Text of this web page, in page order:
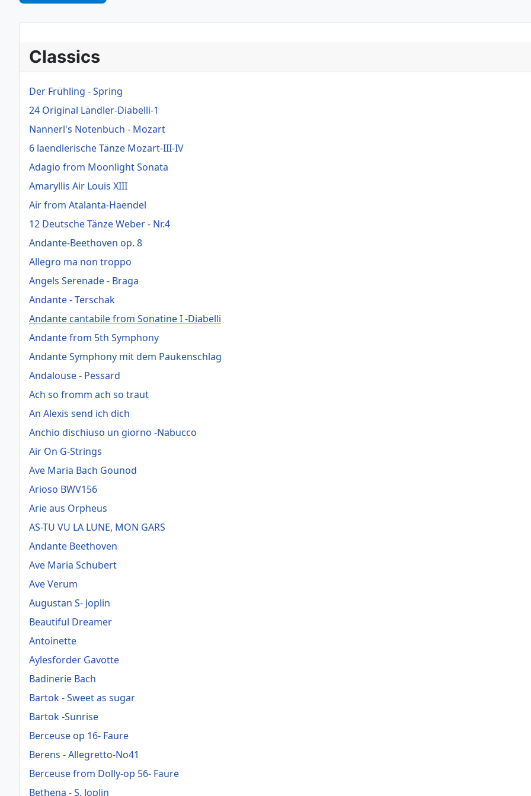
Classics
Der Frühling - Spring
24 Original Ländler-Diabelli-1
Nannerl's Notenbuch - Mozart
6 laendlerische Tänze Mozart-III-IV
Adagio from Moonlight Sonata
Amaryllis Air Louis XIII
Air from Atalanta-Haendel
12 Deutsche Tänze Weber - Nr.4
Andante-Beethoven op. 8
Allegro ma non troppo
Angels Serenade - Braga
Andante - Terschak
Andante cantabile from Sonatine I -Diabelli
Andante from 5th Symphony
Andante Symphony mit dem Paukenschlag
Andalouse - Pessard
Ach so fromm ach so traut
An Alexis send ich dich
Anchio dischiuso un giorno -Nabucco
Air On G-Strings
Ave Maria Bach Gounod
Arioso BWV156
Arie aus Orpheus
AS-TU VU LA LUNE, MON GARS
Andante Beethoven
Ave Maria Schubert
Ave Verum
Augustan S- Joplin
Beautiful Dreamer
Antoinette
Aylesforder Gavotte
Badinerie Bach
Bartok - Sweet as sugar
Bartok -Sunrise
Berceuse op 16- Faure
Berens - Allegretto-No41
Berceuse from Dolly-op 56- Faure
Bethena - S. Joplin